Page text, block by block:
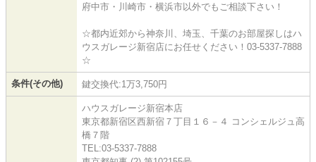
府中市・川崎市・横浜市以外でもご相談下さい！
☆都内近郊から神奈川、埼玉、千葉のお部屋探しはハ
ウスガレージ新宿店にお任せください！03-5337-7888
☆
条件(その他) 鍵交換代:1万3,750円
ハウスガレージ新宿本店
東京都新宿区西新宿７丁目１６－４ コンシェルジュ高
橋７階
TEL:03-5337-7888